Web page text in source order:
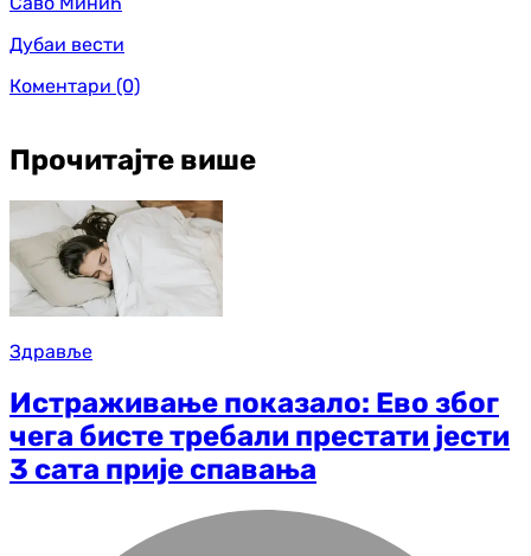
Дубаи вести
Коментари (0)
Прочитајте више
Здравље
Истраживање показало: Ево због
чега бисте требали престати јести
3 сата прије спавања